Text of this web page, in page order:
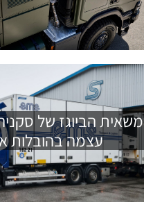
משאית הביוגז של
עצמה בהובלות